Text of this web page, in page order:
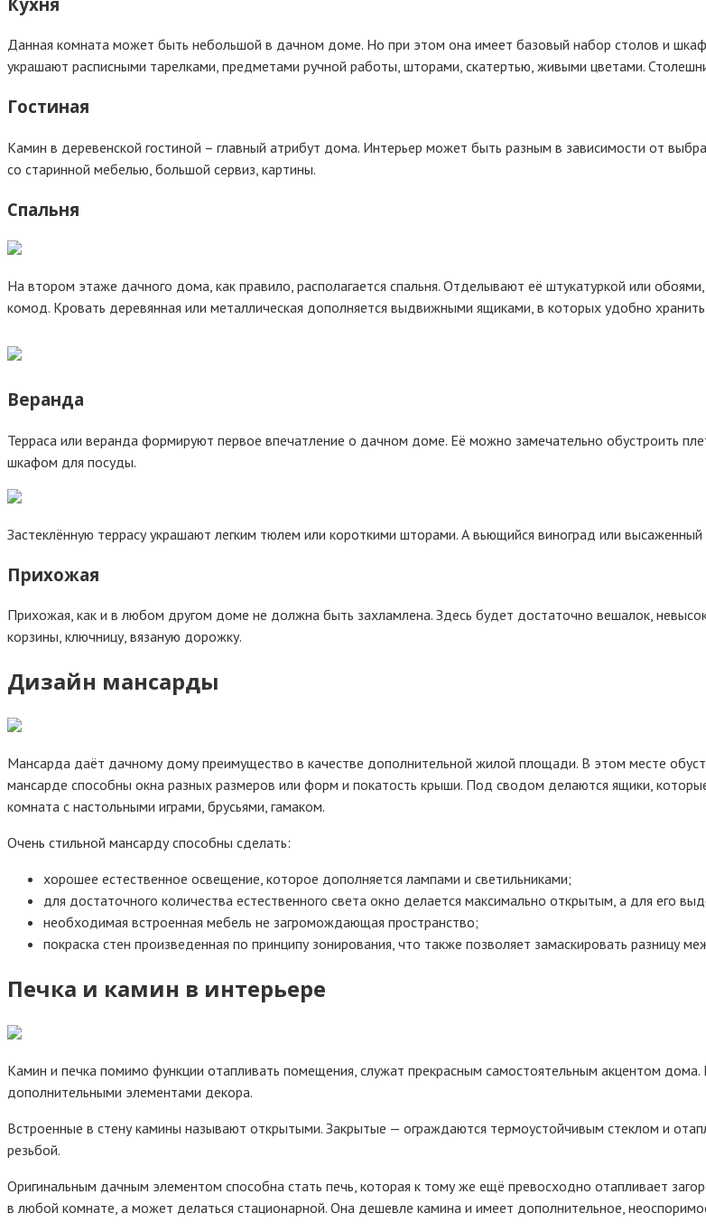
Данная комната может быть небольшой в дачном доме. Но при этом она имеет базовый набор столов и
украшают расписными тарелками, предметами ручной работы, шторами, скатертью, живыми цветами.
Гостиная
Камин в деревенской гостиной – главный атрибут дома. Интерьер может быть разным в зависимости от
со старинной мебелью, большой сервиз, картины.
Спальня
На втором этаже дачного дома, как правило, располагается спальня. Отделывают её штукатуркой или
комод. Кровать деревянная или металлическая дополняется выдвижными ящиками, в которых удобно
Веранда
Терраса или веранда формируют первое впечатление о дачном доме. Её можно замечательно обустроить
шкафом для посуды.
Застеклённую террасу украшают легким тюлем или короткими шторами. А вьющийся виноград или
Прихожая
Прихожая, как и в любом другом доме не должна быть захламлена. Здесь будет достаточно вешалок,
корзины, ключницу, вязаную дорожку.
Дизайн мансарды
Мансарда даёт дачному дому преимущество в качестве дополнительной жилой площади. В этом месте
мансарде способны окна разных размеров или форм и покатость крыши. Под сводом делаются ящики,
комната с настольными играми, брусьями, гамаком.
Очень стильной мансарду способны сделать:
хорошее естественное освещение, которое дополняется лампами и светильниками;
для достаточного количества естественного света окно делается максимально открытым, а для его
необходимая встроенная мебель не загромождающая пространство;
покраска стен произведенная по принципу зонирования, что также позволяет замаскировать разницу
Печка и камин в интерьере
Камин и печка помимо функции отапливать помещения, служат прекрасным самостоятельным акцентом
дополнительными элементами декора.
Встроенные в стену камины называют открытыми. Закрытые — ограждаются термоустойчивым стеклом и
резьбой.
Оригинальным дачным элементом способна стать печь, которая к тому же ещё превосходно отапливает
в любой комнате, а может делаться стационарной. Она дешевле камина и имеет дополнительное,